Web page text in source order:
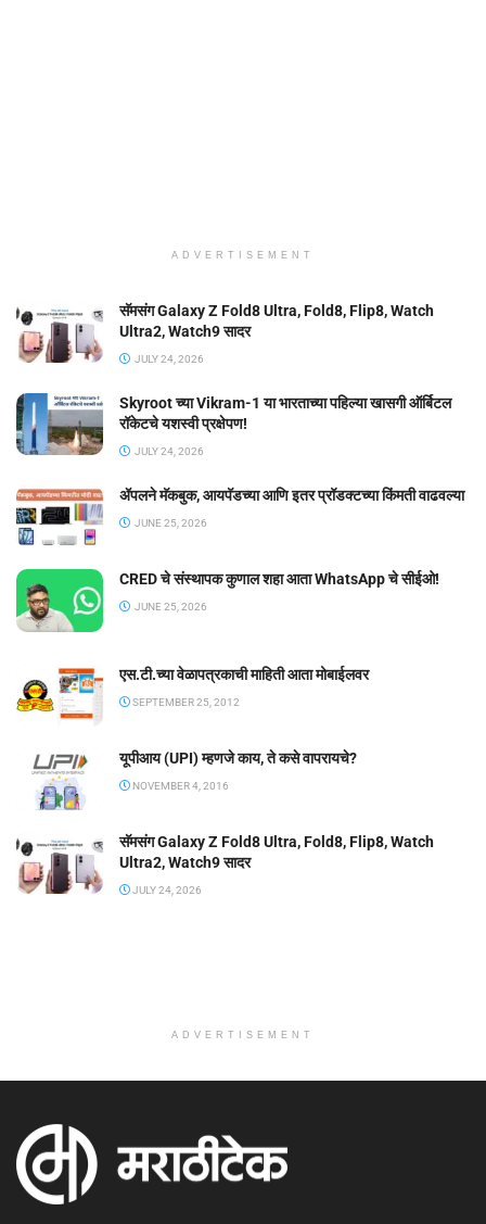
ADVERTISEMENT
सॅमसंग Galaxy Z Fold8 Ultra, Fold8, Flip8, Watch
Ultra2, Watch9 सादर
JULY 24, 2026
Skyroot च्या Vikram-1 या भारताच्या पहिल्या खासगी ऑर्बिटल
रॉकेटचे यशस्वी प्रक्षेपण!
JULY 24, 2026
ॲपलने मॅकबुक, आयपॅडच्या आणि इतर प्रॉडक्टच्या किंमती वाढवल्या
JUNE 25, 2026
CRED चे संस्थापक कुणाल शहा आता WhatsApp चे सीईओ!
JUNE 25, 2026
एस.टी.च्या वेळापत्रकाची माहिती आता मोबाईलवर
SEPTEMBER 25, 2012
यूपीआय (UPI) म्हणजे काय, ते कसे वापरायचे?
NOVEMBER 4, 2016
सॅमसंग Galaxy Z Fold8 Ultra, Fold8, Flip8, Watch
Ultra2, Watch9 सादर
JULY 24, 2026
ADVERTISEMENT